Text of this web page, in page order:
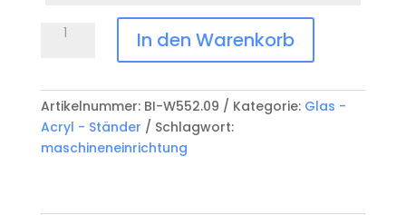
Glasständer
W552.09
Menge
In den Warenkorb
Artikelnummer: BI-W552.09 Kategorie: Glas -
Acryl - Ständer
Schlagwort:
maschineneinrichtung